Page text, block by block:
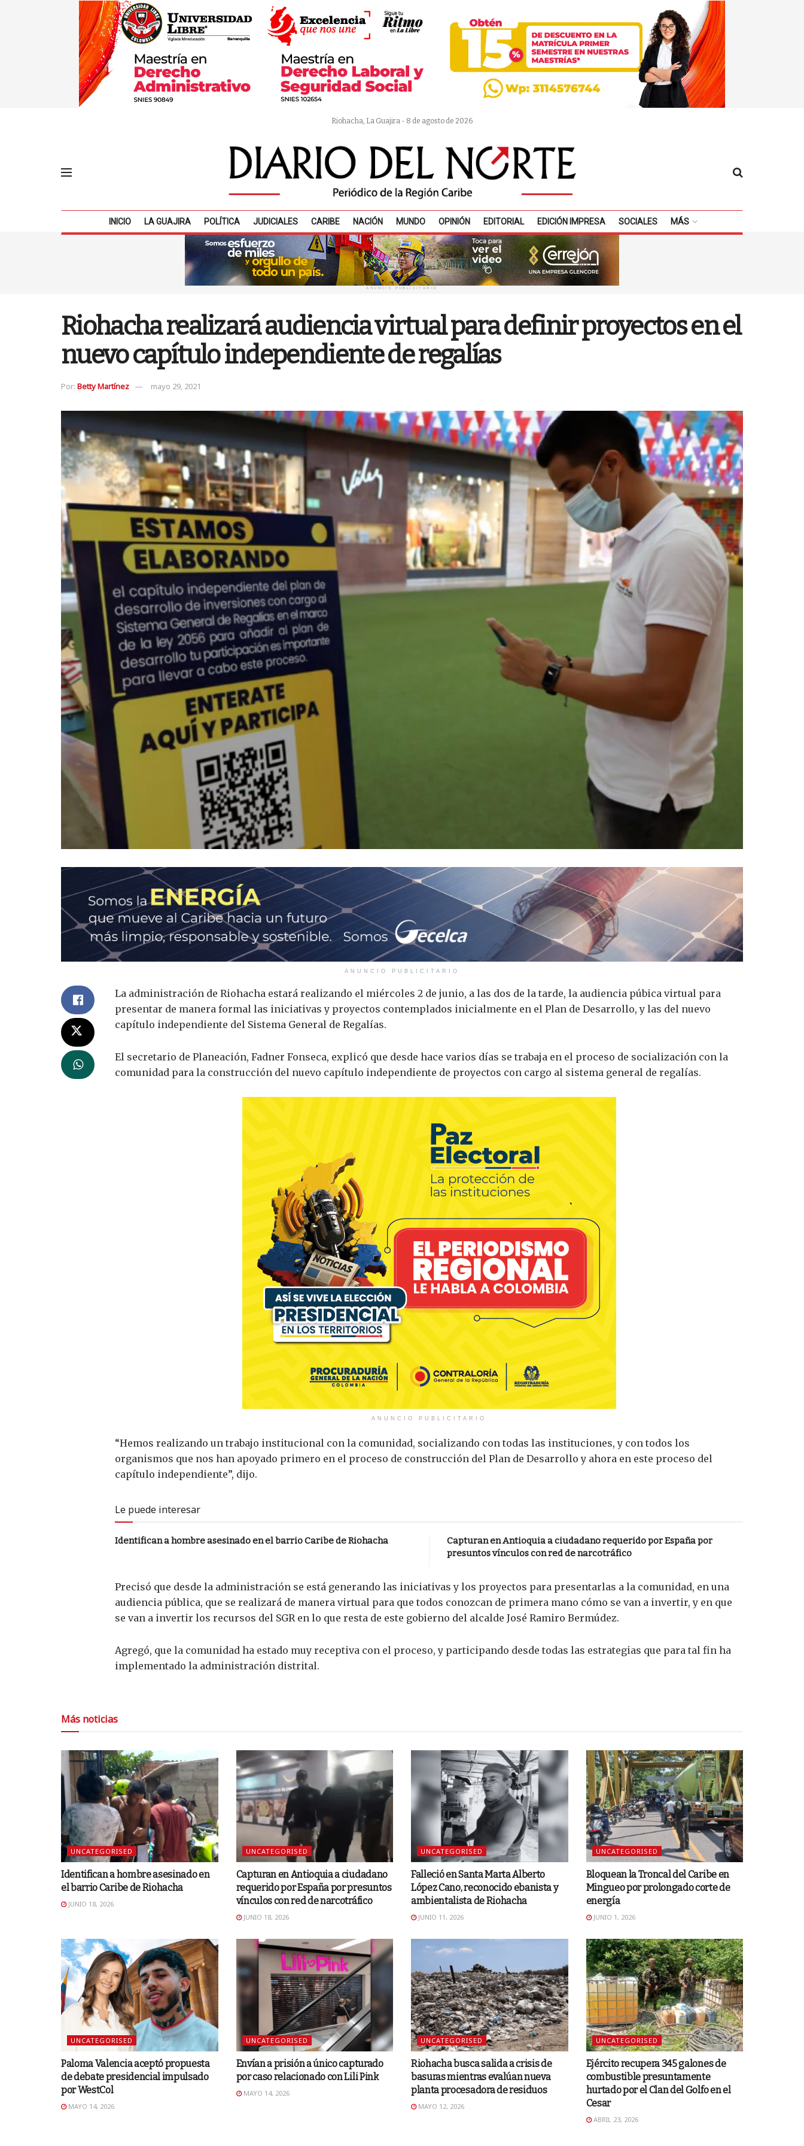
Riohacha, La Guajira - 8 de agosto de 2026
INICIO LA GUAJIRA POLÍTICA JUDICIALES CARIBE NACIÓN MUNDO OPINIÓN EDITORIAL EDICIÓN IMPRESA SOCIALES MÁS
ANUNCIO PUBLICITARIO
Riohacha realizará audiencia virtual para definir proyectos en el
nuevo capítulo independiente de regalías
Por: Betty Martínez mayo 29, 2021
ANUNCIO PUBLICITARIO
La administración de Riohacha estará realizando el miércoles 2 de junio, a las dos de la tarde, la audiencia púbica virtual para
presentar de manera formal las iniciativas y proyectos contemplados inicialmente en el Plan de Desarrollo, y las del nuevo
capítulo independiente del Sistema General de Regalías.
El secretario de Planeación, Fadner Fonseca, explicó que desde hace varios días se trabaja en el proceso de socialización con la
comunidad para la construcción del nuevo capítulo independiente de proyectos con cargo al sistema general de regalías.
ANUNCIO PUBLICITARIO
“Hemos realizando un trabajo institucional con la comunidad, socializando con todas las instituciones, y con todos los
organismos que nos han apoyado primero en el proceso de construcción del Plan de Desarrollo y ahora en este proceso del
capítulo independiente”, dijo.
Le puede interesar
Identifican a hombre asesinado en el barrio Caribe de Riohacha
Capturan en Antioquia a ciudadano requerido por España por
presuntos vínculos con red de narcotráfico
Precisó que desde la administración se está generando las iniciativas y los proyectos para presentarlas a la comunidad, en una
audiencia pública, que se realizará de manera virtual para que todos conozcan de primera mano cómo se van a invertir, y en que
se van a invertir los recursos del SGR en lo que resta de este gobierno del alcalde José Ramiro Bermúdez.
Agregó, que la comunidad ha estado muy receptiva con el proceso, y participando desde todas las estrategias que para tal fin ha
implementado la administración distrital.
Más noticias
UNCATEGORISED
Identifican a hombre asesinado en
el barrio Caribe de Riohacha
JUNIO 18, 2026
UNCATEGORISED
Capturan en Antioquia a ciudadano
requerido por España por presuntos
vínculos con red de narcotráfico
JUNIO 18, 2026
UNCATEGORISED
Falleció en Santa Marta Alberto
López Cano, reconocido ebanista y
ambientalista de Riohacha
JUNIO 11, 2026
UNCATEGORISED
Bloquean la Troncal del Caribe en
Mingueo por prolongado corte de
energía
JUNIO 1, 2026
UNCATEGORISED
Paloma Valencia aceptó propuesta
de debate presidencial impulsado
por WestCol
MAYO 14, 2026
UNCATEGORISED
Envían a prisión a único capturado
por caso relacionado con Lili Pink
MAYO 14, 2026
UNCATEGORISED
Riohacha busca salida a crisis de
basuras mientras evalúan nueva
planta procesadora de residuos
MAYO 12, 2026
UNCATEGORISED
Ejército recupera 345 galones de
combustible presuntamente
hurtado por el Clan del Golfo en el
Cesar
ABRIL 23, 2026